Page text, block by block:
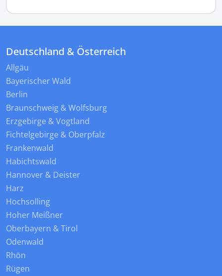
Deutschland & Österreich
Allgäu
Bayerischer Wald
Berlin
Braunschweig & Wolfsburg
Erzgebirge & Vogtland
Fichtelgebirge & Oberpfalz
Frankenwald
Habichtswald
Hannover & Deister
Harz
Hochsolling
Hoher Meißner
Oberbayern & Tirol
Odenwald
Rhön
Rügen